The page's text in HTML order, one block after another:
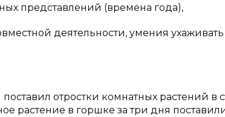
представлений (времена года),
деятельности, умения ухаживать
отростки комнатных растений в
растение в горшке за три дня